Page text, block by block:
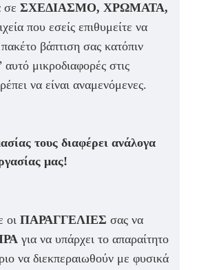
σε ΣΧΕΔΙΑΣΜΟ, ΧΡΩΜΑΤΑ,
που εσείς επιθυμείτε να
βάπτιση σας κατόπιν
αυτό μικροδιαφορές στις
να είναι αναμενόμενες.
τους διαφέρει ανάλογα
μας!
οι ΠΑΡΑΓΓΕΛΙΕΣ σας να
για να υπάρχει το απαραίτητο
να διεκπεραιωθούν με φυσικά